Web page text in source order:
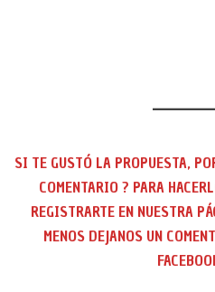
SI TE GUSTÓ LA PROPUESTA,
COMENTARIO ? PARA
REGISTRARTE EN NUESTRA
MENOS DEJANOS UN